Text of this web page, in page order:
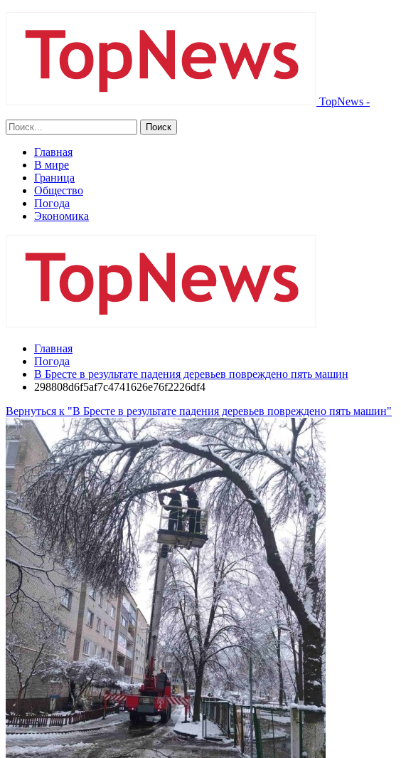
TopNews -
Главная
В мире
Граница
Общество
Погода
Экономика
Главная
Погода
В Бресте в результате падения деревьев повреждено пять машин
298808d6f5af7c4741626e76f2226df4
Вернуться к "В Бресте в результате падения деревьев повреждено пять машин"